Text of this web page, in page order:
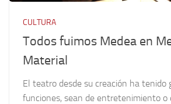
CULTURA
Todos fuimos Medea en
Material
El teatro desde su creación ha tenido
funciones, sean de entretenimiento o